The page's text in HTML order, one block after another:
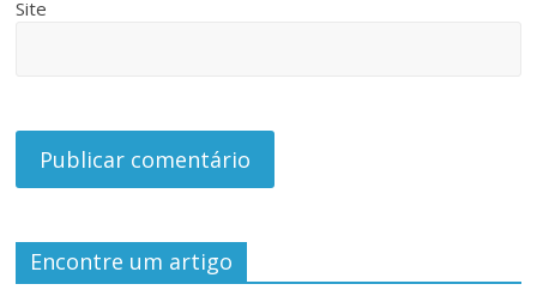
Site
Encontre um artigo